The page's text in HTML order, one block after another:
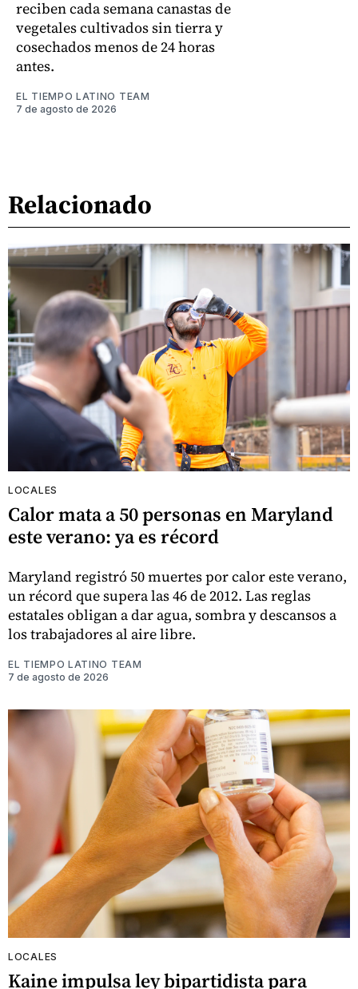
reciben cada semana canastas de
vegetales cultivados sin tierra y
cosechados menos de 24 horas
antes.
EL TIEMPO LATINO TEAM
7 de agosto de 2026
Relacionado
LOCALES
Calor mata a 50 personas en Maryland
este verano: ya es récord
Maryland registró 50 muertes por calor este verano,
un récord que supera las 46 de 2012. Las reglas
estatales obligan a dar agua, sombra y descansos a
los trabajadores al aire libre.
EL TIEMPO LATINO TEAM
7 de agosto de 2026
LOCALES
Kaine impulsa ley bipartidista para